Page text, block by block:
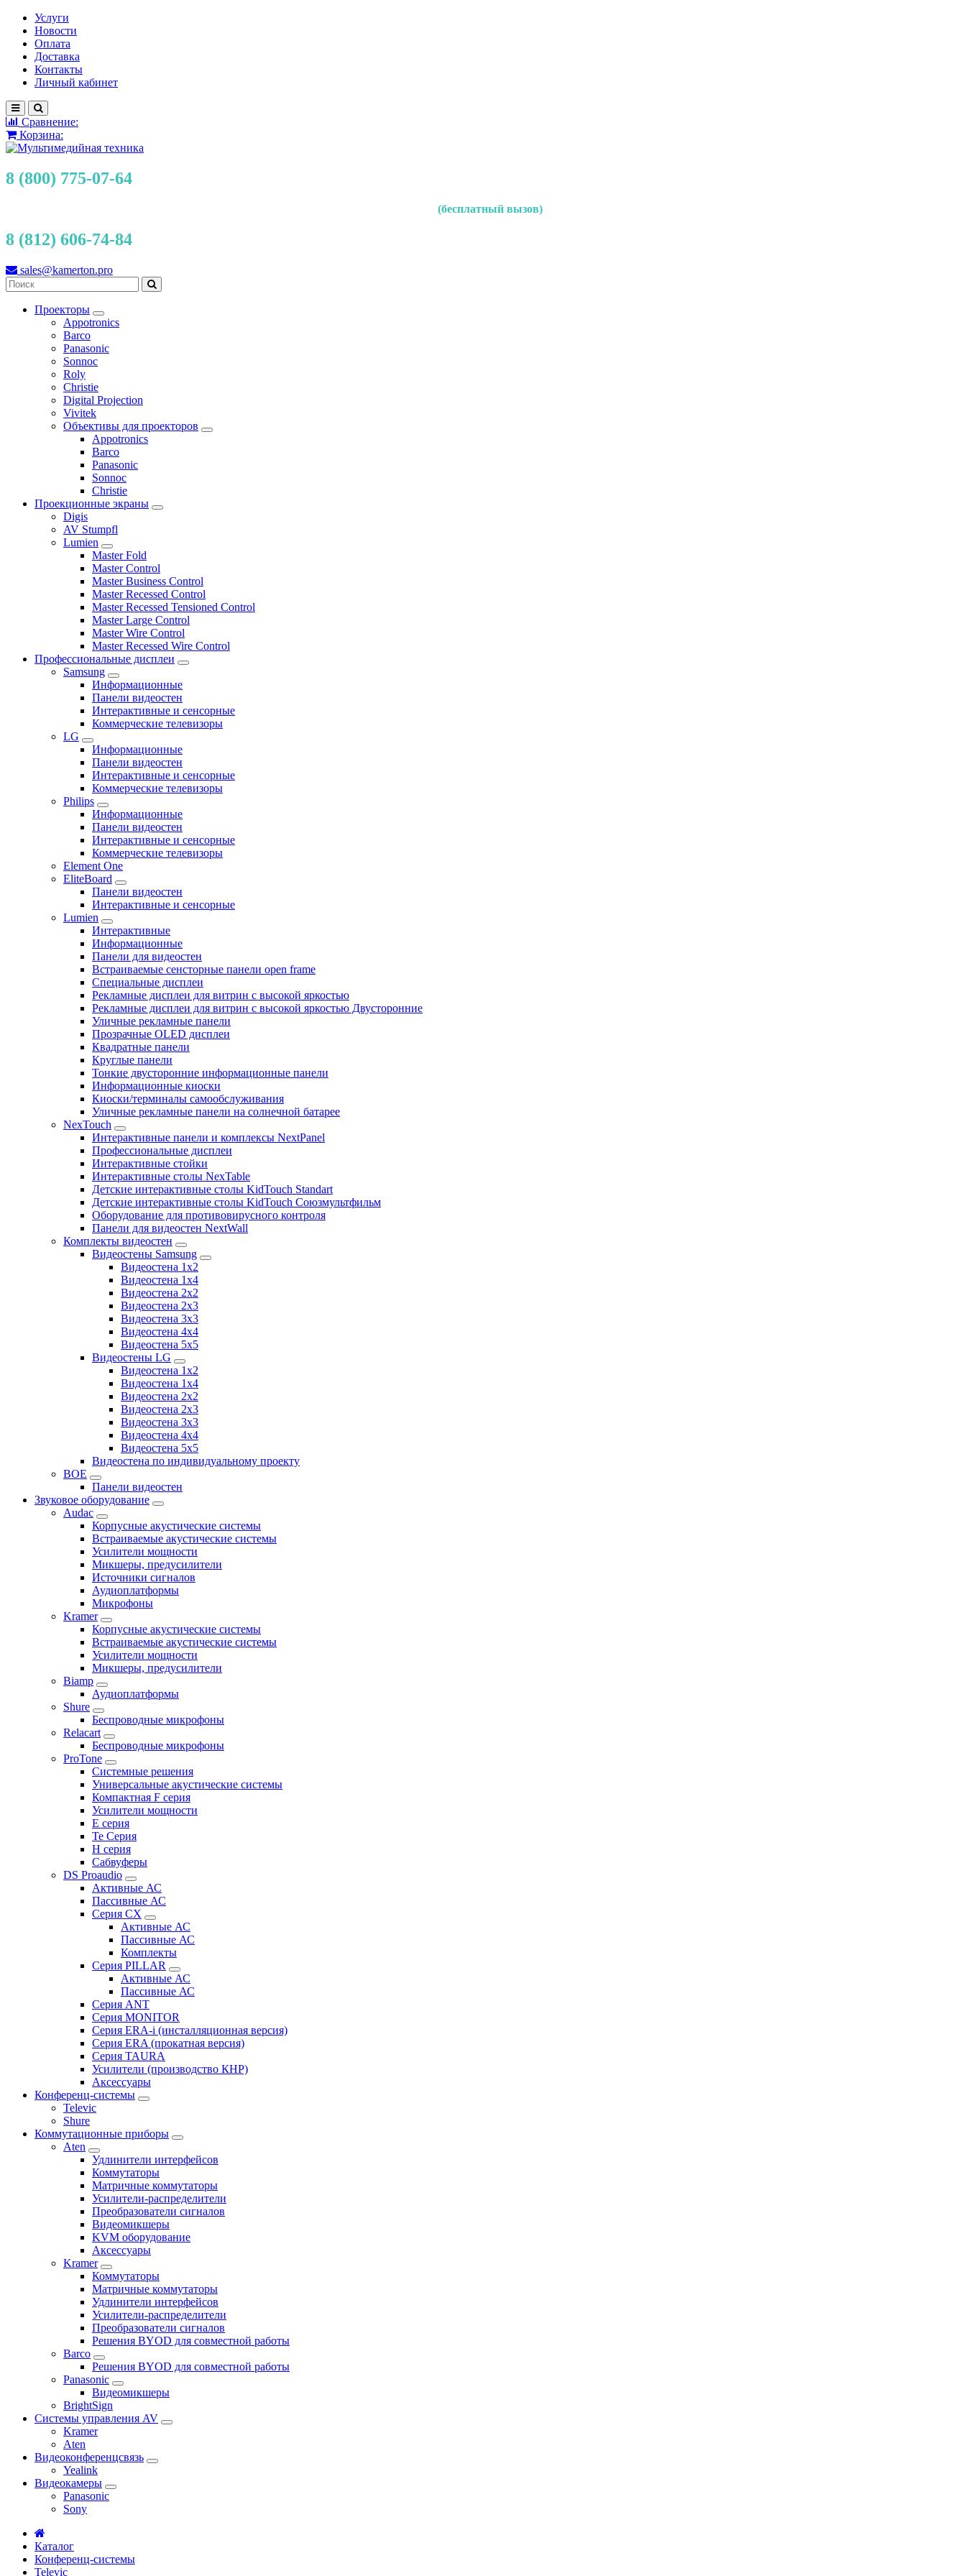
Услуги
Новости
Оплата
Доставка
Контакты
Личный кабинет
Сравнение:
Корзина:
8 (800) 775-07-64
(бесплатный вызов)
8 (812) 606-74-84
sales@kamerton.pro
Проекторы
Appotronics
Barco
Panasonic
Sonnoc
Roly
Christie
Digital Projection
Vivitek
Объективы для проекторов
Appotronics
Barco
Panasonic
Sonnoc
Сhristie
Проекционные экраны
Digis
AV Stumpfl
Lumien
Master Fold
Master Control
Master Business Control
Master Recessed Control
Master Recessed Tensioned Control
Master Large Control
Master Wire Control
Master Recessed Wire Control
Профессиональные дисплеи
Samsung
Информационные
Панели видеостен
Интерактивные и сенсорные
Коммерческие телевизоры
LG
Информационные
Панели видеостен
Интерактивные и сенсорные
Коммерческие телевизоры
Philips
Информационные
Панели видеостен
Интерактивные и сенсорные
Коммерческие телевизоры
Element One
EliteBoard
Панели видеостен
Интерактивные и сенсорные
Lumien
Интерактивные
Информационные
Панели для видеостен
Встраиваемые сенсторные панели open frame
Специальные дисплеи
Рекламные дисплеи для витрин с высокой яркостью
Рекламные дисплеи для витрин с высокой яркостью Двусторонние
Уличные рекламные панели
Прозрачные OLED дисплеи
Квадратные панели
Круглые панели
Тонкие двусторонние информационные панели
Информационные киоски
Киоски/терминалы самообслуживания
Уличные рекламные панели на солнечной батарее
NexTouch
Интерактивные панели и комплексы NextPanel
Профессиональные дисплеи
Интерактивные стойки
Интерактивные столы NexTable
Детские интерактивные столы KidTouch Standart
Детские интерактивные столы KidTouch Союзмультфильм
Оборудование для противовирусного контроля
Панели для видеостен NextWall
Комплекты видеостен
Видеостены Samsung
Видеостена 1x2
Видеостена 1x4
Видеостена 2x2
Видеостена 2х3
Видеостена 3x3
Видеостена 4x4
Видеостена 5x5
Видеостены LG
Видеостена 1x2
Видеостена 1x4
Видеостена 2x2
Видеостена 2x3
Видеостена 3x3
Видеостена 4x4
Видеостена 5x5
Видеостена по индивидуальному проекту
BOE
Панели видеостен
Звуковое оборудование
Audac
Корпусные акустические системы
Встраиваемые акустические системы
Усилители мощности
Микшеры, предусилители
Источники сигналов
Аудиоплатформы
Микрофоны
Kramer
Корпусные акустические системы
Встраиваемые акустические системы
Усилители мощности
Микшеры, предусилители
Biamp
Аудиоплатформы
Shure
Беспроводные микрофоны
Relacart
Беспроводные микрофоны
ProTone
Системные решения
Универсальные акустические системы
Компактная F серия
Усилители мощности
E серия
Te Серия
H серия
Сабвуферы
DS Proaudio
Активные АС
Пассивные АС
Серия CX
Активные АС
Пассивные АС
Комплекты
Серия PILLAR
Активные АС
Пассивные АС
Серия ANT
Серия MONITOR
Серия ERA-i (инсталляционная версия)
Серия ERA (прокатная версия)
Серия TAURA
Усилители (производство КНР)
Аксессуары
Конференц-системы
Televic
Shure
Коммутационные приборы
Aten
Удлинители интерфейсов
Коммутаторы
Матричные коммутаторы
Усилители-распределители
Преобразователи сигналов
Видеомикшеры
KVM оборудование
Аксессуары
Kramer
Коммутаторы
Матричные коммутаторы
Удлинители интерфейсов
Усилители-распределители
Преобразователи сигналов
Решения BYOD для совместной работы
Barco
Решения BYOD для совместной работы
Panasonic
Видеомикшеры
BrightSign
Системы управления AV
Kramer
Aten
Видеоконференцсвязь
Yealink
Видеокамеры
Panasonic
Sony
Каталог
Конференц-системы
Televic